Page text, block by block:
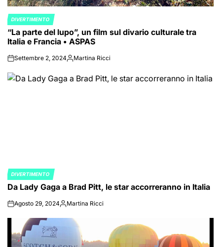
POSTED
IN
DIVERTIMENTO
“La parte del lupo”, un film sul divario culturale tra
Italia e Francia • ASPAS
onSettembre 2, 2024PostedMartina Ricci
POSTED
IN
DIVERTIMENTO
Da Lady Gaga a Brad Pitt, le star accorreranno in Italia
onAgosto 29, 2024PostedMartina Ricci